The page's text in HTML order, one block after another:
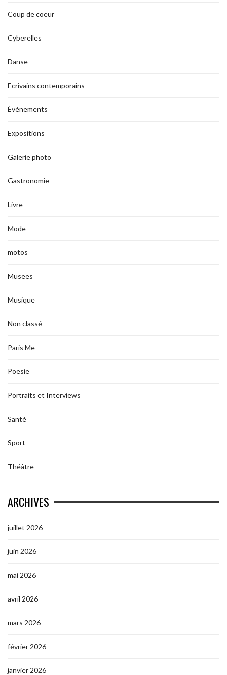
Coup de coeur
Cyberelles
Danse
Ecrivains contemporains
Évènements
Expositions
Galerie photo
Gastronomie
Livre
Mode
motos
Musees
Musique
Non classé
Paris Me
Poesie
Portraits et Interviews
Santé
Sport
Théâtre
ARCHIVES
juillet 2026
juin 2026
mai 2026
avril 2026
mars 2026
février 2026
janvier 2026